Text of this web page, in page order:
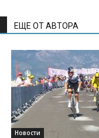
ЕЩЕ ОТ АВТОРА
Новости